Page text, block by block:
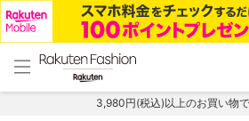
menu home
トップ
3,980円(税込)以上のお買い物